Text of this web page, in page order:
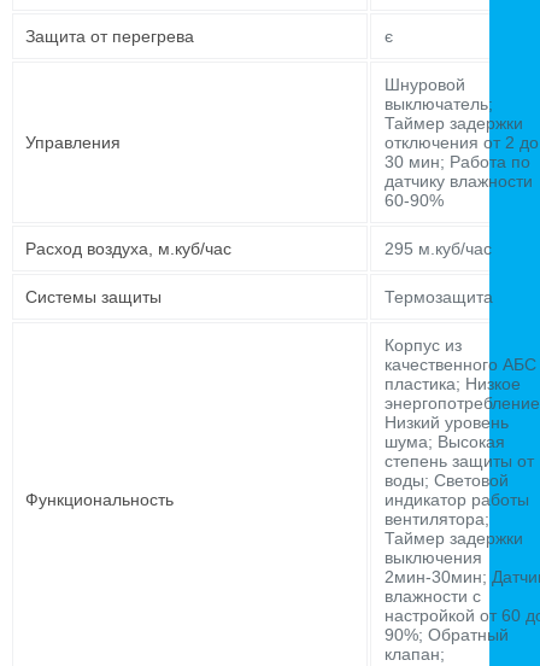
Защита от перегрева є
Управления
Шнуровой
выключатель;
Таймер задержки
отключения от 2 до
30 мин; Работа по
датчику влажности
60-90%
Расход воздуха, м.куб/час 295 м.куб/час
Системы защиты Термозащита
Функциональность
Корпус из
качественного АБС
пластика; Низкое
Низкий уровень
шума; Высокая
степень защиты от
воды; Световой
индикатор работы
вентилятора;
Таймер задержки
выключения
2мин-30мин;
влажности с
настройкой от 60
90%; Обратный
клапан;